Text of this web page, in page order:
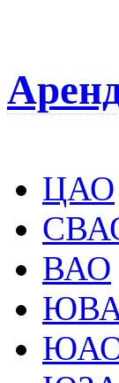
ЦАО
ВАО